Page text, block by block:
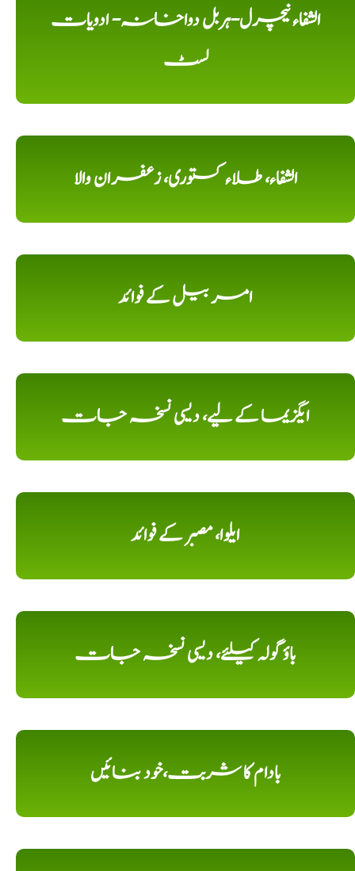
الشفاء نیچرل-ہربل دواخانہ- ادویات
لسٹ
الشفاء، طلاء کستوری، زعفران والا
امر بیل کے فوائد
ایگزیما کے لیے، دیسی نسخہ جات
ایلوا، مصبر کے فوائد
باؤ گولہ کیلئے، دیسی نسخہ جات
بادام کا شربت،خود بنائیں